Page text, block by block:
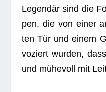
Legen­där sind die
pen, die von einer
ten Tür und einem
vo­ziert wur­den,
und mühe­voll mit